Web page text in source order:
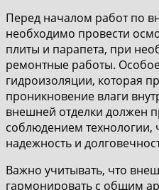
Перед началом работ по
необходимо провести
плиты и парапета, при
ремонтные работы.
гидроизоляции, которая
проникновение влаги
внешней отделки должен
соблюдением технологии,
надежность и
Важно учитывать, что
гармонировать с общим